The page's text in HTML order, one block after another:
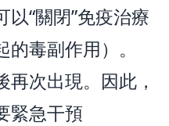
“關閉”免疫治療
毒副作用）。
次出現。因此，
緊急干預